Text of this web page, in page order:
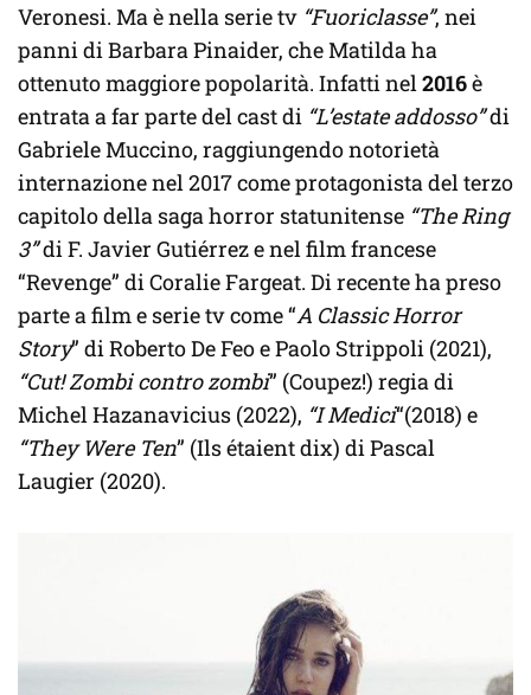
Veronesi. Ma è nella serie tv “Fuoriclasse”, nei
panni di Barbara Pinaider, che Matilda ha
ottenuto maggiore popolarità. Infatti nel 2016è
entrata a far parte del cast di “L’estate addosso”di
Gabriele Muccino, raggiungendo notorietà
internazione nel 2017 come protagonista del terzo
capitolo della saga horror statunitense “The Ring
3”di F. Javier Gutiérrez e nel film francese
“Revenge” di Coralie Fargeat. Di recente ha preso
parte a film e serie tv come “A Classic Horror
Story” di Roberto De Feo e Paolo Strippoli (2021),
“Cut! Zombi contro zombi” (Coupez!) regia di
Michel Hazanavicius (2022), “I Medici“(2018) e
“They Were Ten” (Ils étaient dix) di Pascal
Laugier (2020).